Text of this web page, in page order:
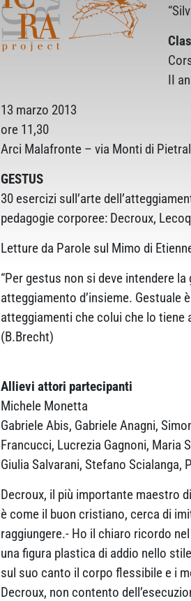
II
13 marzo 2013
ore 11,30
Arci Malafronte – via Monti di
GESTUS
30 esercizi sull’arte
pedagogie corporee: Decroux,
Letture da Parole sul Mimo di
“Per gestus non si deve intendere
atteggiamento d’insieme. Gestuale
atteggiamenti che colui che lo tiene
(B.Brecht)
Allievi attori partecipanti
Michele Monetta
Gabriele Abis, Gabriele Anagni,
Francucci, Lucrezia Gagnoni, Maria
Giulia Salvarani, Stefano Scialanga,
Decroux, il più importante maestro
è come il buon cristiano, cerca di
raggiungere.- Ho il chiaro ricordo
una figura plastica di addio nello
sul suo canto il corpo flessibile e i
Decroux, non contento